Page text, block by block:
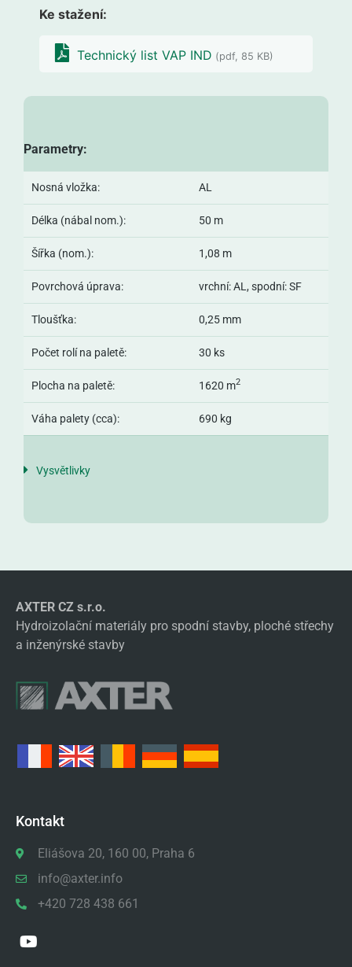
Ke stažení:
Technický list VAP IND (pdf, 85 KB)
Parametry:
Nosná vložka: AL
Délka (nábal nom.): 50 m
Šířka (nom.): 1,08 m
Povrchová úprava: vrchní: AL, spodní: SF
Tloušťka: 0,25 mm
Počet rolí na paletě: 30 ks
Plocha na paletě: 1620 m2
Váha palety (cca): 690 kg
Vysvětlivky
AXTER CZ s.r.o.
Hydroizolační materiály pro spodní stavby, ploché střechy
a inženýrské stavby
Kontakt
Eliášova 20, 160 00, Praha 6
info@axter.info
+420 728 438 661